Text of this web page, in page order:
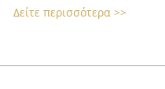
Δείτε περισσότερα >>